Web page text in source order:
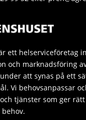
ett helserviceföretag
och marknadsföring
att synas på ett
Vi behovsanpassar
tjänster som ger